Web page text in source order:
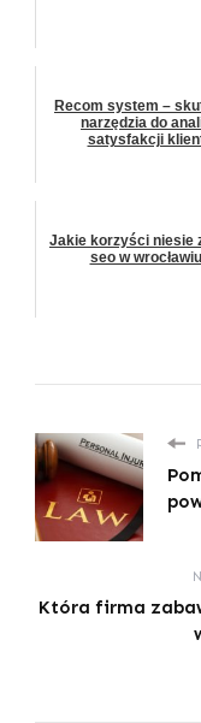
Recom system –
narzędzia do
satysfakcji
Jakie korzyści niesie
seo w
Która firma